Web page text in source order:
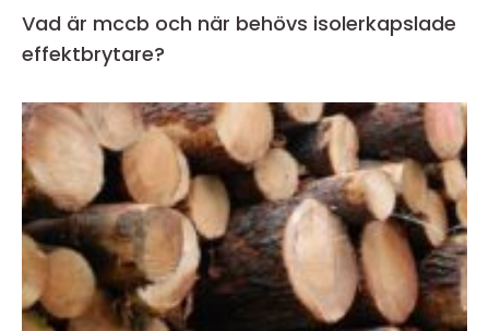
Vad är mccb och när behövs isolerkapslade
effektbrytare?